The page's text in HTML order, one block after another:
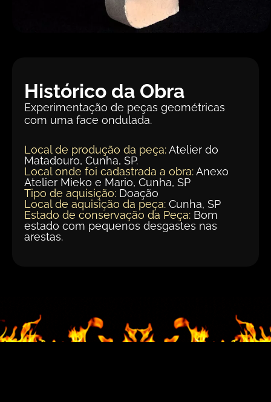
Histórico da Obra
Experimentação de peças geométricas
com uma face ondulada.
Local de produção da peça:Atelier do
Matadouro, Cunha, SP.
Local onde foi cadastrada a obra:Anexo
Atelier Mieko e Mario, Cunha, SP
Tipo de aquisição: Doação
Local de aquisição da peça: Cunha, SP
Estado de conservação da Peça: Bom
estado com pequenos desgastes nas
arestas.